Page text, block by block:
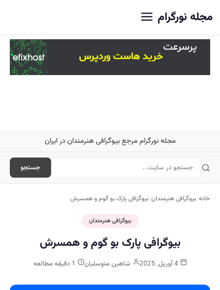
مجله نورگرام
مجله نورگرام مرجع بیوگرافی هنرمندان در ایران
جستجو
خانه/بیوگرافی هنرمندان/بیوگرافی پارک بو گوم و همسرش
بیوگرافی هنرمندان
بیوگرافی پارک بو گوم و همسرش
4 آوریل, 2025 شاهین متوسلیان